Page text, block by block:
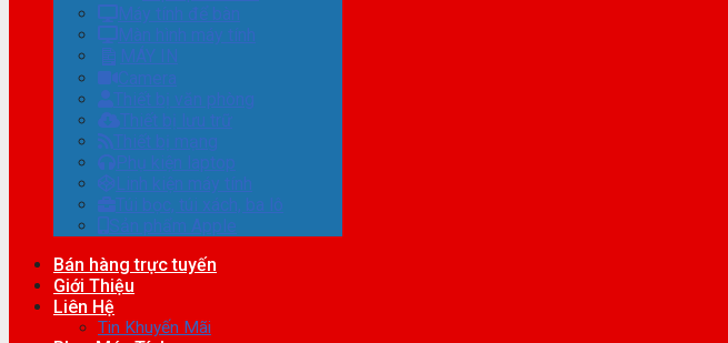
Bán hàng trực tuyến
Giới Thiệu
Liên Hệ
Tin Khuyến Mãi